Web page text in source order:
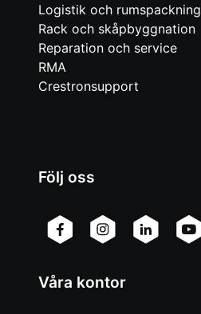
Logistik och rumspackning
Rack och skåpbyggnation
Reparation och service
RMA
Crestronsupport
Följ oss
Våra kontor